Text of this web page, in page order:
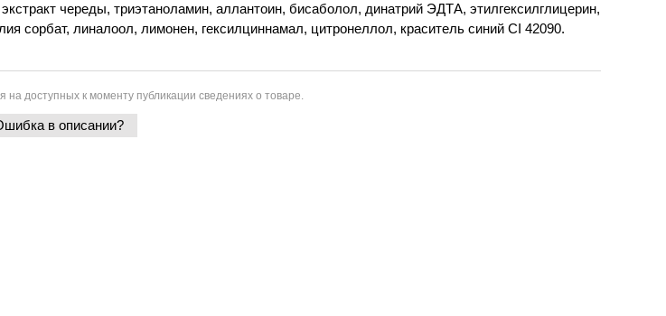
череды, триэтаноламин, аллантоин, бисаболол, динатрий ЭДТА, этилгексилглицерин,
сорбат, линалоол, лимонен, гексилциннамал, цитронеллол, краситель синий CI 42090.
доступных к моменту публикации сведениях о товаре.
в описании?